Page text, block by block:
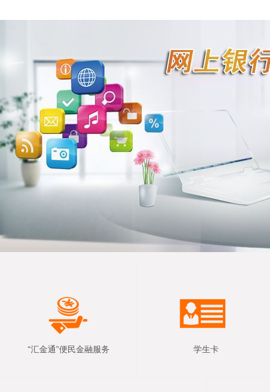
“汇金通”便民金融服务 学生卡